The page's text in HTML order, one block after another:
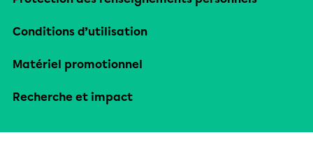
Conditions d’utilisation
Matériel promotionnel
Recherche et impact